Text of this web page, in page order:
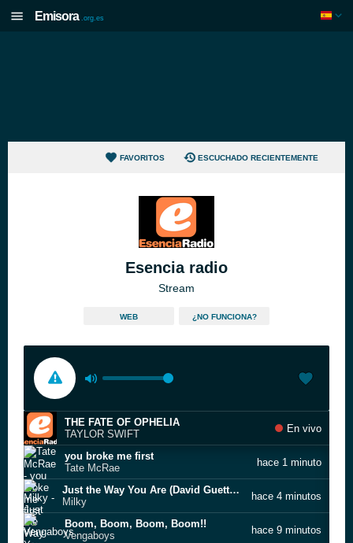
Emisora .org.es
FAVORITOS ESCUCHADO RECIENTEMENTE
Esencia radio
Stream
WEB ¿NO FUNCIONA?
THE FATE OF OPHELIA
TAYLOR SWIFT
En vivo
you broke me first
Tate McRae
hace 1 minuto
Just the Way You Are (David Guetta remix)
Milky
hace 4 minutos
Boom, Boom, Boom, Boom!!
Vengaboys
hace 9 minutos